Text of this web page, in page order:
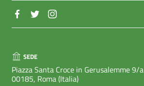
SEDE
Piazza Santa Croce in Gerusalemme 9/a
00185, Roma (Italia)